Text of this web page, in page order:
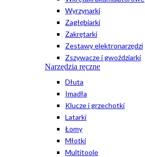
Wyrzynarki
Zagłębiarki
Zakrętarki
Zestawy elektronarzędzi
Zszywacze i gwoździarki
Narzędzia ręczne
Dłuta
Imadła
Klucze i grzechotki
Latarki
Łomy
Młotki
Multitoole